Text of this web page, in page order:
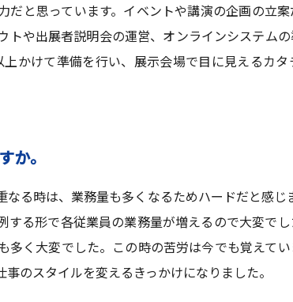
だと思っています。イベントや講演の企画の立
トや出展者説明会の運営、オンラインシステム
かけて準備を行い、展示会場で目に見えるカ
か。
る時は、業務量も多くなるためハードだと感じ
する形で各従業員の業務量が増えるので大変で
多く大変でした。この時の苦労は今でも覚えて
のスタイルを変えるきっかけになりました。